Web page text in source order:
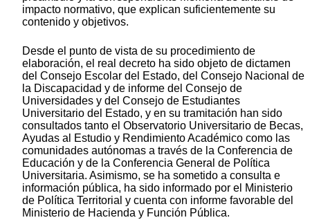
impacto normativo, que explican suficientemente su
contenido y objetivos.
Desde el punto de vista de su procedimiento de
elaboración, el real decreto ha sido objeto de dictamen
del Consejo Escolar del Estado, del Consejo Nacional de
la Discapacidad y de informe del Consejo de
Universidades y del Consejo de Estudiantes
Universitario del Estado, y en su tramitación han sido
consultados tanto el Observatorio Universitario de Becas,
Ayudas al Estudio y Rendimiento Académico como las
comunidades autónomas a través de la Conferencia de
Educación y de la Conferencia General de Política
Universitaria. Asimismo, se ha sometido a consulta e
información pública, ha sido informado por el Ministerio
de Política Territorial y cuenta con informe favorable del
Ministerio de Hacienda y Función Pública.